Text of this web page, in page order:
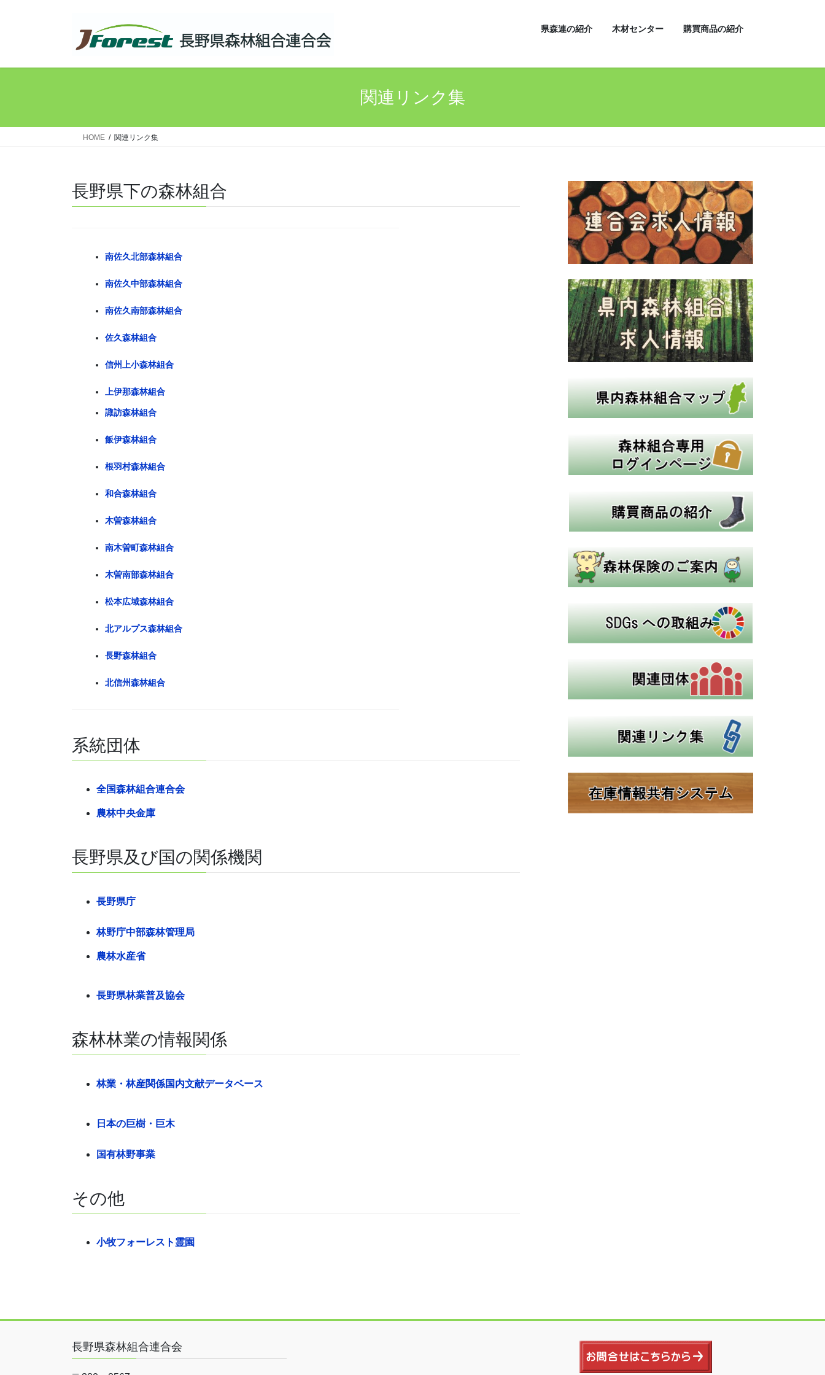
ツ
シ
県森連の紹介 木材センター 購買商品の紹介
関連リンク集
HOME 関連リンク集
長野県下の森林組合
南佐久北部森林組合
南佐久中部森林組合
南佐久南部森林組合
佐久森林組合
信州上小森林組合
上伊那森林組合
諏訪森林組合
飯伊森林組合
根羽村森林組合
和合森林組合
木曽森林組合
南木曽町森林組合
木曽南部森林組合
松本広域森林組合
北アルプス森林組合
長野森林組合
北信州森林組合
系統団体
全国森林組合連合会
農林中央金庫
長野県及び国の関係機関
長野県庁
林野庁中部森林管理局
農林水産省
長野県林業普及協会
森林林業の情報関係
林業・林産関係国内文献データベース
日本の巨樹・巨木
国有林野事業
その他
小牧フォーレスト霊園
長野県森林組合連合会